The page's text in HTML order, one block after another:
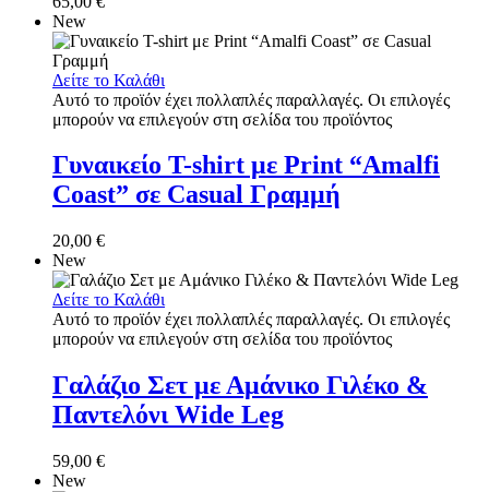
New
Δείτε το Καλάθι
Αυτό το προϊόν έχει πολλαπλές παραλλαγές. Οι επιλογές
μπορούν να επιλεγούν στη σελίδα του προϊόντος
Γυναικείο T-shirt με Print “Amalfi
Coast” σε Casual Γραμμή
20,00 €
New
Δείτε το Καλάθι
Αυτό το προϊόν έχει πολλαπλές παραλλαγές. Οι επιλογές
μπορούν να επιλεγούν στη σελίδα του προϊόντος
Γαλάζιο Σετ με Αμάνικο Γιλέκο &
Παντελόνι Wide Leg
59,00 €
New